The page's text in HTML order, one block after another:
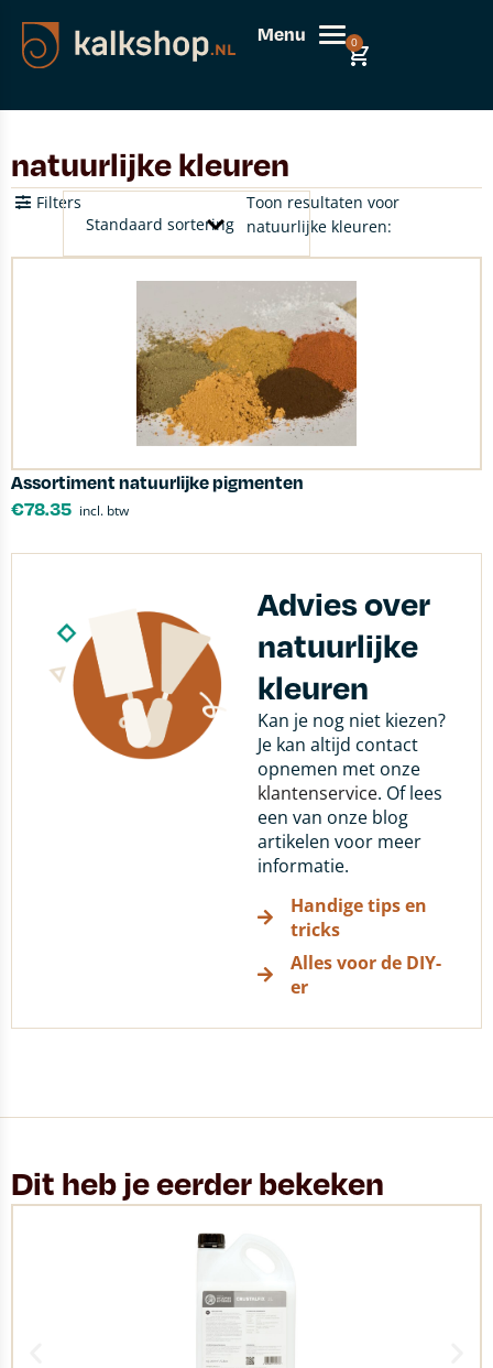
Menu 0
natuurlijke kleuren
Toon resultaten voor
natuurlijke kleuren:
Filters
Assortiment natuurlijke pigmenten
€78.35 incl. btw
Advies over
natuurlijke
kleuren
Kan je nog niet kiezen?
Je kan altijd contact
opnemen met onze
klantenservice. Of lees
een van onze blog
artikelen voor meer
informatie.
Handige tips en
tricks
Alles voor de DIY-
er
Dit heb je eerder bekeken